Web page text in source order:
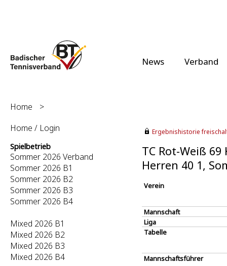
News Verband
Home
>
Home / Login
Spielbetrieb
Sommer 2026 Verband
Sommer 2026 B1
Sommer 2026 B2
Sommer 2026 B3
Sommer 2026 B4
Mixed 2026 B1
Mixed 2026 B2
Mixed 2026 B3
Mixed 2026 B4
Ergebnishistorie
TC Rot-Weiß 69
Herren 40 1,
Verein
Mannschaft
Liga
Tabelle
Mannschaftsführer